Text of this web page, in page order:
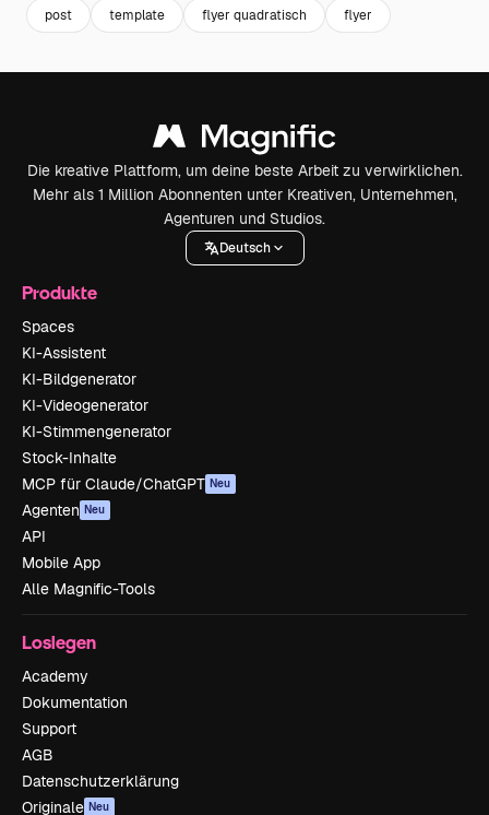
post template flyer quadratisch flyer
Die kreative Plattform, um deine beste Arbeit zu verwirklichen.
Mehr als 1 Million Abonnenten unter Kreativen, Unternehmen,
Agenturen und Studios.
Deutsch
Produkte
Spaces
KI-Assistent
KI-Bildgenerator
KI-Videogenerator
KI-Stimmengenerator
Stock-Inhalte
MCP für Claude/ChatGPT Neu
Agenten Neu
API
Mobile App
Alle Magnific-Tools
Loslegen
Academy
Dokumentation
Support
AGB
Datenschutzerklärung
Originale Neu